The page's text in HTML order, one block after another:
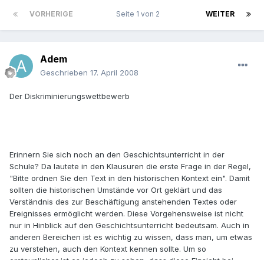
VORHERIGE WEITER
Seite 1 von 2
Adem
Geschrieben 17. April 2008
Der Diskriminierungswettbewerb
Erinnern Sie sich noch an den Geschichtsunterricht in der
Schule? Da lautete in den Klausuren die erste Frage in der Regel,
"Bitte ordnen Sie den Text in den historischen Kontext ein". Damit
sollten die historischen Umstände vor Ort geklärt und das
Verständnis des zur Beschäftigung anstehenden Textes oder
Ereignisses ermöglicht werden. Diese Vorgehensweise ist nicht
nur in Hinblick auf den Geschichtsunterricht bedeutsam. Auch in
anderen Bereichen ist es wichtig zu wissen, dass man, um etwas
zu verstehen, auch den Kontext kennen sollte. Um so